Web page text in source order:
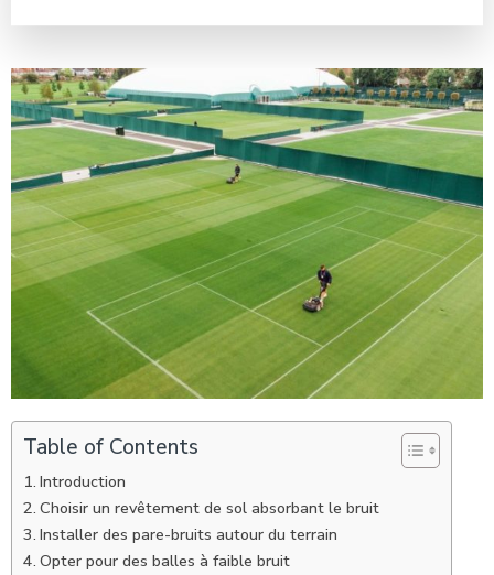
Table of Contents
Introduction
Choisir un revêtement de sol absorbant le bruit
Installer des pare-bruits autour du terrain
Opter pour des balles à faible bruit